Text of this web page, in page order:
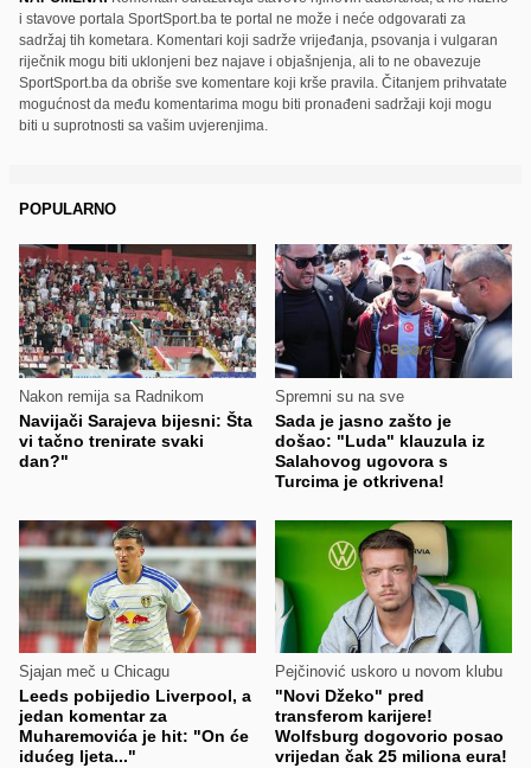
i stavove portala SportSport.ba te portal ne može i neće odgovarati za
sadržaj tih kometara. Komentari koji sadrže vrijeđanja, psovanja i vulgaran
riječnik mogu biti uklonjeni bez najave i objašnjenja, ali to ne obavezuje
SportSport.ba da obriše sve komentare koji krše pravila. Čitanjem prihvatate
mogućnost da među komentarima mogu biti pronađeni sadržaji koji mogu
biti u suprotnosti sa vašim uvjerenjima.
POPULARNO
Nakon remija sa Radnikom
Navijači Sarajeva bijesni: Šta
vi tačno trenirate svaki
dan?"
Spremni su na sve
Sada je jasno zašto je
došao: "Luda" klauzula iz
Salahovog ugovora s
Turcima je otkrivena!
Sjajan meč u Chicagu
Leeds pobijedio Liverpool, a
jedan komentar za
Muharemovića je hit: "On će
idućeg ljeta..."
Pejčinović uskoro u novom klubu
"Novi Džeko" pred
transferom karijere!
Wolfsburg dogovorio posao
vrijedan čak 25 miliona eura!